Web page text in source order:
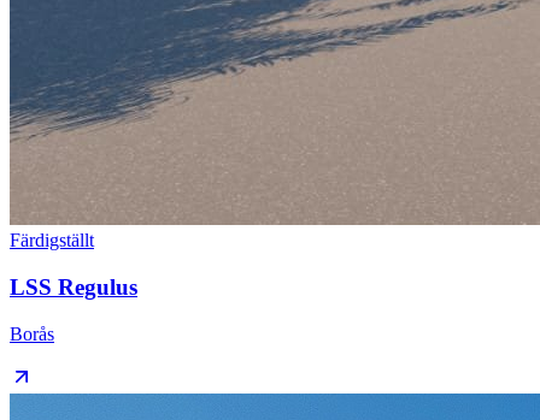
Färdigställt
LSS Regulus
Borås